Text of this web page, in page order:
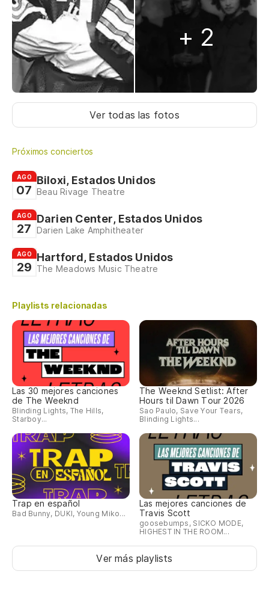
+ 2
Ver todas las fotos
Próximos conciertos
AGO
07
Biloxi, Estados Unidos
Beau Rivage Theatre
AGO
27
Darien Center, Estados Unidos
Darien Lake Amphitheater
AGO
29
Hartford, Estados Unidos
The Meadows Music Theatre
Playlists relacionadas
Las 30 mejores canciones
de The Weeknd
Blinding Lights, The Hills,
Starboy...
The Weeknd Setlist: After
Hours til Dawn Tour 2026
Sao Paulo, Save Your Tears,
Blinding Lights...
Trap en español
Bad Bunny, DUKI, Young Miko...
Las mejores canciones de
Travis Scott
goosebumps, SICKO MODE,
HIGHEST IN THE ROOM...
Ver más playlists